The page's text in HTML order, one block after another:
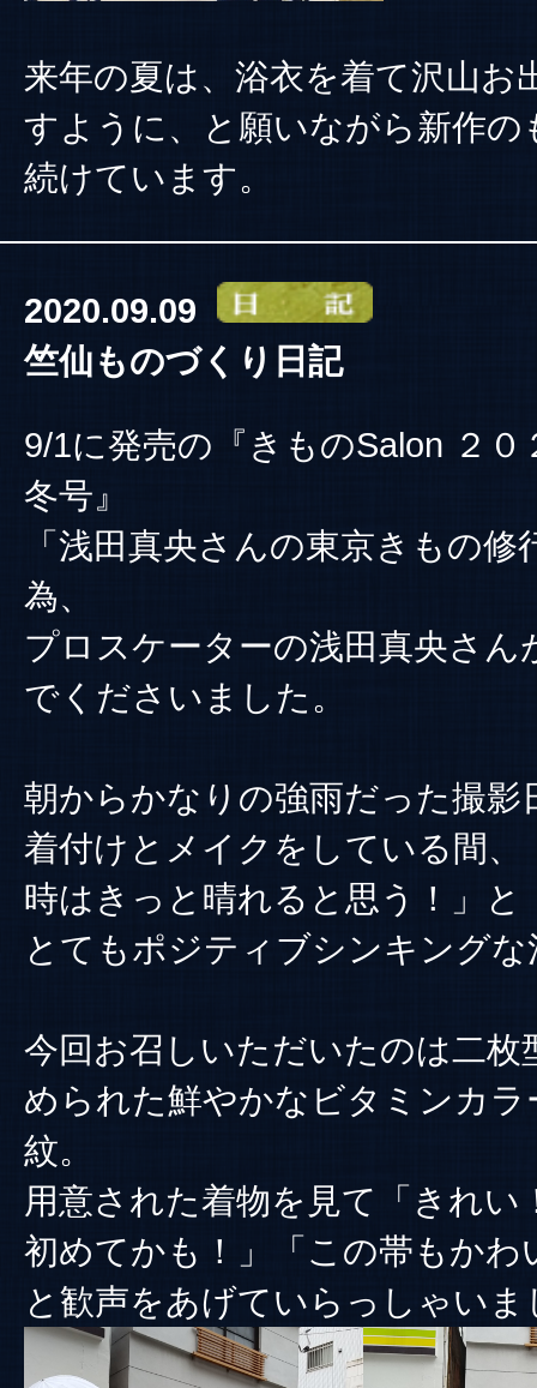
来年の夏は、浴衣を着て沢山お
すように、と願いながら新作の
続けています。
2020.09.09
竺仙ものづくり日記
9/1に発売の『きものSalon ２０
冬号』
「浅田真央さんの東京きもの修
為、
プロスケーターの浅田真央さん
でくださいました。
朝からかなりの強雨だった撮影
着付けとメイクをしている間、
時はきっと晴れると思う！」と
とてもポジティブシンキング
今回お召しいただいたのは二枚
められた鮮やかなビタミンカラ
紋。
用意された着物を見て「きれい
初めてかも！」「この帯もかわ
と歓声をあげていらっしゃいま